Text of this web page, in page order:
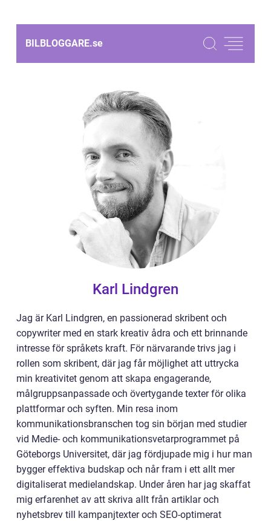
BILBLOGGARE.se
Karl Lindgren
Jag är Karl Lindgren, en passionerad skribent och
copywriter med en stark kreativ ådra och ett brinnande
intresse för språkets kraft. För närvarande trivs jag i
rollen som skribent, där jag får möjlighet att uttrycka
min kreativitet genom att skapa engagerande,
målgruppsanpassade och övertygande texter för olika
plattformar och syften. Min resa inom
kommunikationsbranschen tog sin början med studier
vid Medie- och kommunikationsvetarprogrammet på
Göteborgs Universitet, där jag fördjupade mig i hur man
bygger effektiva budskap och når fram i ett allt mer
digitaliserat medielandskap. Under åren har jag skaffat
mig erfarenhet av att skriva allt från artiklar och
nyhetsbrev till kampanjtexter och SEO-optimerat